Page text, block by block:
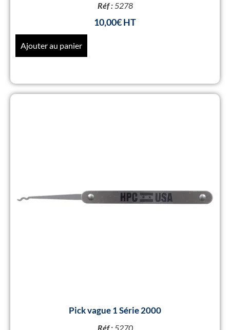
Réf :5278
10,00€
Ajouter au panier
Pick vague 1 Série 2000
Réf : 5270